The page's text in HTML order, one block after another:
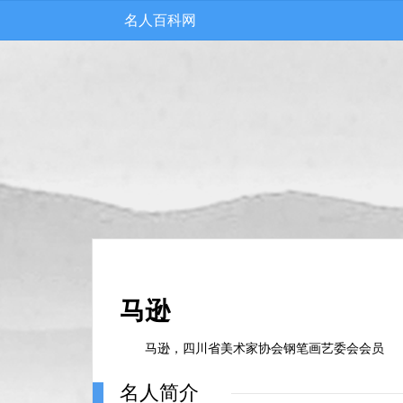
名人百科网
马逊
马逊，四川省美术家协会钢笔画艺委会会员
名人简介